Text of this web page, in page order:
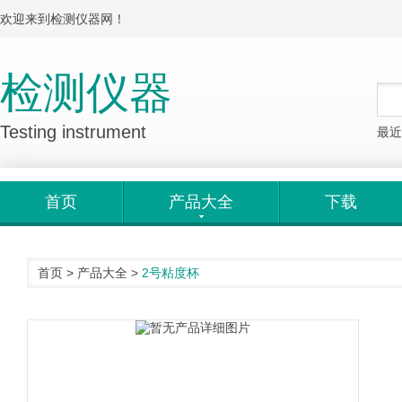
欢迎来到检测仪器网！
检测仪器
Testing instrument 最
首页 产品大全 下载
首页 > 产品大全 > 2号粘度杯